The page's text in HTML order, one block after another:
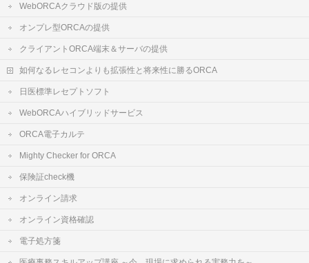
WebORCAクラウド版の提供
オンプレ型ORCAの提供
クライアントORCA端末＆サーバの提供
如何なるレセコンよりも拡張性と将来性に勝るORCA
日医標準レセプトソフト
WebORCAハイブリッドサービス
ORCA電子カルテ
Mighty Checker for ORCA
保険証check機
オンライン請求
オンライン資格確認
電子処方箋